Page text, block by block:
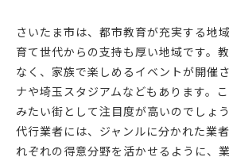
さいたま市は、都市教育が充実する地
育て世代からの支持も厚い地域です。
なく、家族で楽しめるイベントが開催
ナや埼玉スタジアムなどもあります。
みたい街として注目度が高いのでしょ
代行業者には、ジャンルに分かれた業
れぞれの得意分野を活かせるように、